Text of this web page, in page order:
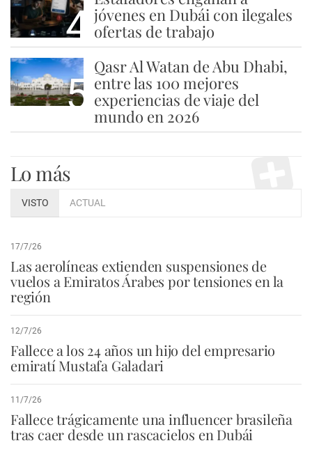
4 jóvenes en Dubái con ilegales
ofertas de trabajo
5
Qasr Al Watan de Abu Dhabi,
entre las 100 mejores
experiencias de viaje del
mundo en 2026
Lo más
VISTO ACTUAL
17/7/26
Las aerolíneas extienden suspensiones de
vuelos a Emiratos Árabes por tensiones en la
región
12/7/26
Fallece a los 24 años un hijo del empresario
emiratí Mustafa Galadari
11/7/26
Fallece trágicamente una influencer brasileña
tras caer desde un rascacielos en Dubái